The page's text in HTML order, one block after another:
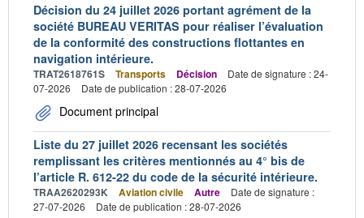
Décision du 24 juillet 2026 portant agrément de la
société BUREAU VERITAS pour réaliser l’évaluation
de la conformité des constructions flottantes en
navigation intérieure.
TRAT2618761S Transports Décision
Date de signature : 24-
07-2026
Date de publication : 28-07-2026
Document principal
Liste du 27 juillet 2026 recensant les sociétés
remplissant les critères mentionnés au 4° bis de
l’article R. 612-22 du code de la sécurité intérieure.
TRAA2620293K Aviation civile Autre
Date de signature :
27-07-2026
Date de publication : 28-07-2026